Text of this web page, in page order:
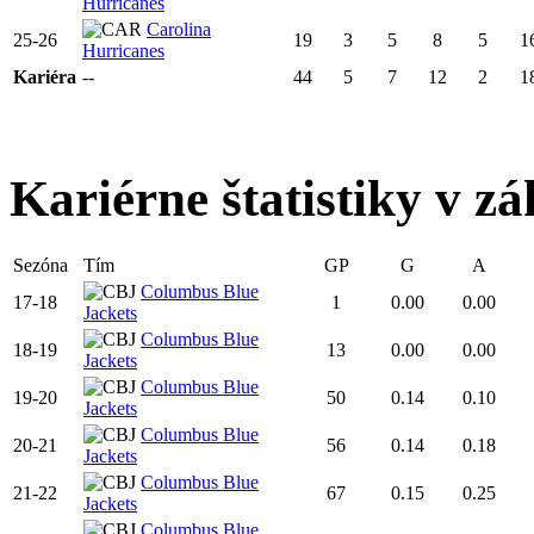
25-26
Carolina
Hurricanes
19 3 5 8 5
Kariéra -- 44 5 7 12 2
Kariérne štatistiky v
Sezóna Tím GP G
A
17-18
Columbus Blue
Jackets
1 0.00 0.00
18-19
Columbus Blue
Jackets
13 0.00 0.00
19-20
Columbus Blue
Jackets
50 0.14 0.10
20-21
Columbus Blue
Jackets
56 0.14 0.18
21-22
Columbus Blue
Jackets
67 0.15 0.25
Columbus Blue